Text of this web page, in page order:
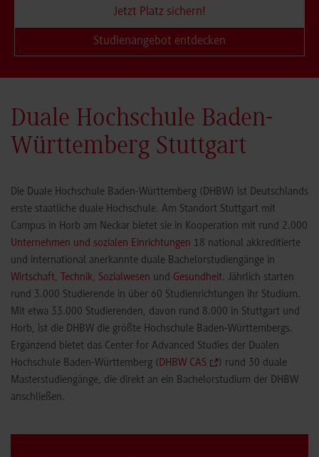
Jetzt Platz sichern!
Studienangebot entdecken
Duale Hochschule Baden-
Württemberg Stuttgart
Die Duale Hochschule Baden-Württemberg (DHBW) ist Deutschlands
erste staatliche duale Hochschule. Am Standort Stuttgart mit
Campus in Horb am Neckar bietet sie in Kooperation mit rund 2.000
Unternehmen und sozialen Einrichtungen 18 national akkreditierte
und international anerkannte duale Bachelorstudiengänge in
Wirtschaft, Technik, Sozialwesen und Gesundheit. Jährlich starten
rund 3.000 Studierende in über 60 Studienrichtungen ihr Studium.
Mit etwa 33.000 Studierenden, davon rund 8.000 in Stuttgart und
Horb, ist die DHBW die größte Hochschule Baden-Württembergs.
Ergänzend bietet das Center for Advanced Studies der Dualen
Hochschule Baden-Württemberg (DHBW CAS
) rund 30 duale
Masterstudiengänge, die direkt an ein Bachelorstudium der DHBW
anschließen.